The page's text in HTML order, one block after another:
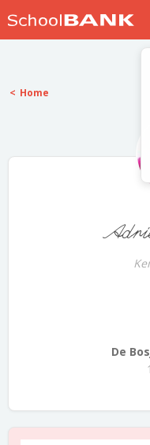
Home
De